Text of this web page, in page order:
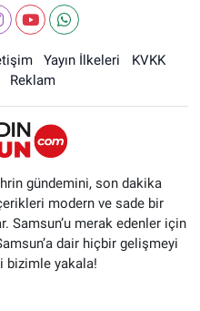
Yayın İlkeleri
KVKK
Reklam
gündemini, son dakika
modern ve sade bir
Samsun’u merak edenler için
dair hiçbir gelişmeyi
bizimle yakala!